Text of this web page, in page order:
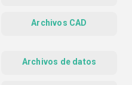
Archivos CAD
Archivos de datos